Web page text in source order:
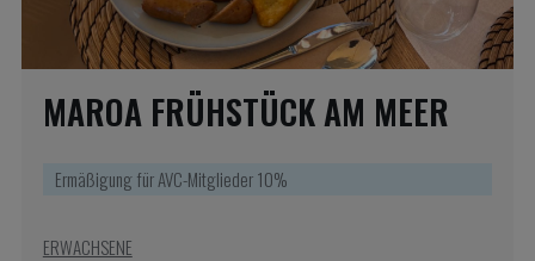
MAROA FRÜHSTÜCK AM MEER
Ermäßigung für AVC-Mitglieder 10%
ERWACHSENE